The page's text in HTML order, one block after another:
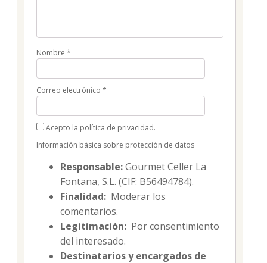
Nombre *
Correo electrónico *
Acepto la política de privacidad.
Información básica sobre protección de datos
Responsable:Gourmet Celler La
Fontana, S.L. (CIF: B56494784).
Finalidad: Moderar los
comentarios.
Legitimación: Por consentimiento
del interesado.
Destinatarios y encargados de